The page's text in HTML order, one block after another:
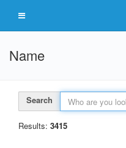
Name
Search
Results: 3415